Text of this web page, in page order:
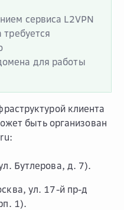
сервиса L2VPN
требуется
для работы
клиента
быть организован
Бутлерова, д. 7).
ул. 17-й пр-д
1).